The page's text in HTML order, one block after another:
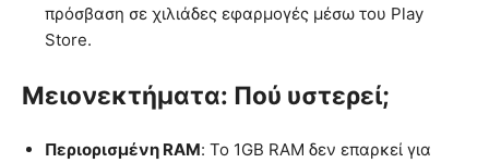
πρόσβαση σε χιλιάδες εφαρμογές μέσω του Play
Store.
Μειονεκτήματα: Πού υστερεί;
Περιορισμένη RAM: Το 1GB RAM δεν επαρκεί για